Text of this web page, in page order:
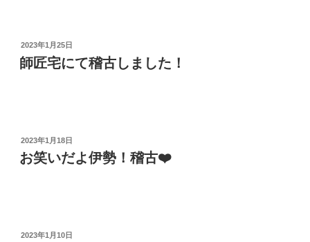
投
稿
日:
2023年1月25日
師匠宅にて稽古しました！
投
稿
日:
2023年1月18日
お笑いだよ伊勢！稽古❤️
投
2023年1月10日